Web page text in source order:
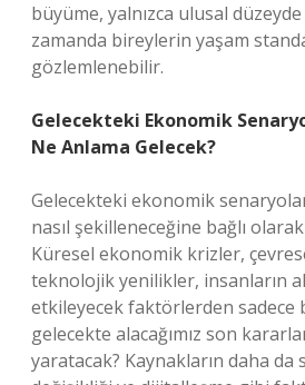
büyüme, yalnızca ulusal düzeyde
zamanda bireylerin yaşam
gözlemlenebilir.
Gelecekteki Ekonomik
Ne Anlama Gelecek?
Gelecekteki ekonomik
nasıl şekilleneceğine bağlı
Küresel ekonomik krizler,
teknolojik yenilikler, insanların
etkileyecek faktörlerden sadece
gelecekte alacağımız son
yaratacak? Kaynakların daha da